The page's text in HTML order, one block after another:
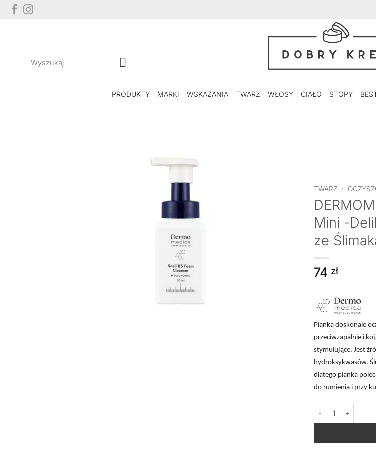
Przewiń
Szukaj:
PRODUKTY MARKI WSKAZANIA TWARZ WŁOSY CIAŁO STOPY
TWARZ /
Mini -
ze
74 zł
Pianka doskonale
przeciwzapalnie i
stymulujące. Jest
hydroksykwasów.
dlatego pianka
do rumienia i przy
ilość